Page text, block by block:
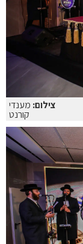
צילום: מענדי
קורנט